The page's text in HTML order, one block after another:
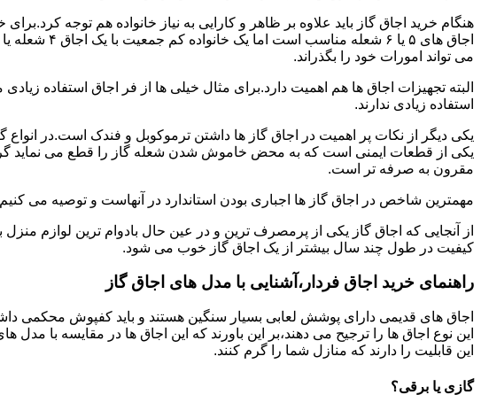
هنگام خرید اجاق گاز باید علاوه بر ظاهر و کارایی به نیاز خانواده هم توجه
می تواند امورات خود را بگذراند.
البته تجهیزات اجاق ها هم اهمیت دارد.برای مثال خیلی ها از فر اجاق استفاده
استفاده زیادی ندارند.
یکی دیگر از نکات پر اهمیت در اجاق گاز ها داشتن ترموکوبل و فندک است.در
یکی از قطعات ایمنی است که به محض خاموش شدن شعله گاز را قطع می نماید
مقرون به صرفه تر است.
مهمترین شاخص در اجاق گاز ها اجباری بودن استاندارد در آنهاست و توصیه می
از آنجایی که اجاق گاز یکی از پرمصرف ترین و در عین حال بادوام ترین لوازم
کیفیت در طول چند سال بیشتر از یک اجاق گاز خوب می شود.
راهنمای خرید اجاق فردار،آشنایی با مدل های اجاق گاز
اجاق های قدیمی دارای پوشش لعابی بسیار سنگین هستند و باید کفپوش محکمی
این نوع اجاق ها را ترجیح می دهند،بر این باورند که این اجاق ها در مقایسه با
این قابلیت را دارند که منازل شما را گرم کنند.
گازی یا برقی؟